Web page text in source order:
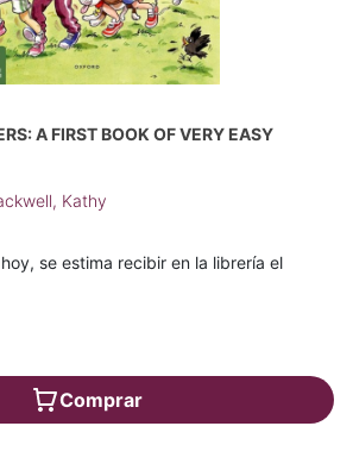
A FIRST BOOK OF VERY EASY
Kathy
se estima recibir en la librería el
Comprar